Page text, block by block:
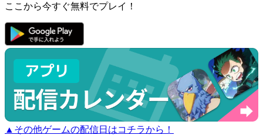
ここから今すぐ無料でプレイ！
▲その他ゲームの配信日はコチラから！